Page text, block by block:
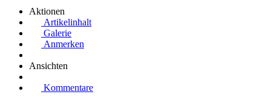
Aktionen
Artikelinhalt
Galerie
Anmerken
Ansichten
Kommentare